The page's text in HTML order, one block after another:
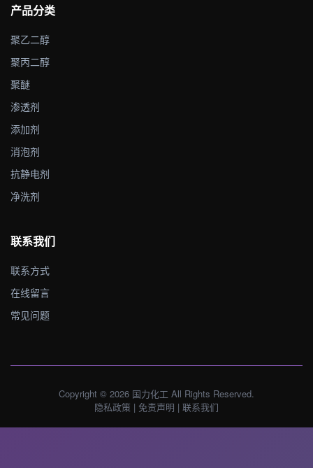
产品分类
聚乙二醇
聚丙二醇
聚醚
渗透剂
添加剂
消泡剂
抗静电剂
净洗剂
联系我们
联系方式
在线留言
常见问题
Copyright © 2026 国力化工 All Rights Reserved.
隐私政策 | 免责声明 | 联系我们